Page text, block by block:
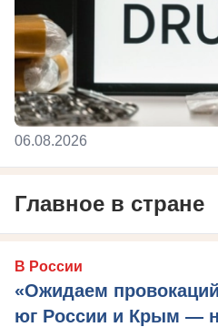
06.08.2026
Главное в стране
В России
«Ожидаем
юг России и Крым —